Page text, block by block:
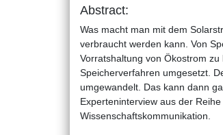
Abstract:
Was macht man mit dem
verbraucht werden kann. Von
Vorratshaltung von Ökostrom
Speicherverfahren umgesetzt.
umgewandelt. Das kann dann
Experteninterview aus der
Wissenschaftskommunikation.